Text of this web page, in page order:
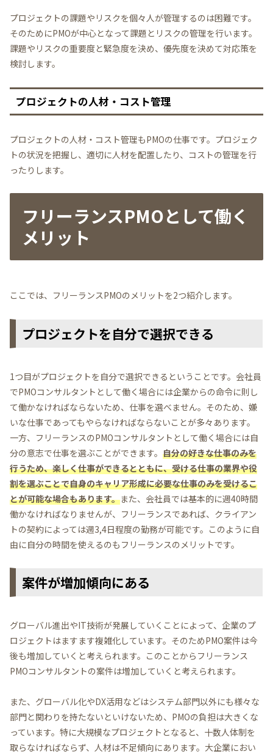
プロジェクトの課題やリスクを個々人が管理するのは困難です。
そのためにPMOが中心となって課題とリスクの管理を行います。
課題やリスクの重要度と緊急度を決め、優先度を決めて対応策を
検討します。
プロジェクトの人材・コスト管理
プロジェクトの人材・コスト管理もPMOの仕事です。プロジェク
トの状況を把握し、適切に人材を配置したり、コストの管理を行
ったりします。
フリーランスPMOとして働く
メリット
ここでは、フリーランスPMOのメリットを2つ紹介します。
プロジェクトを自分で選択できる
1つ目がプロジェクトを自分で選択できるということです。会社員
でPMOコンサルタントとして働く場合には企業からの命令に則し
て働かなければならないため、仕事を選べません。そのため、嫌
いな仕事であってもやらなければならないことが多々あります。
一方、フリーランスのPMOコンサルタントとして働く場合には自
分の意志で仕事を選ぶことができます。 自分の好きな仕事のみを
行うため、楽しく仕事ができるとともに、受ける仕事の業界や役
割を選ぶことで自身のキャリア形成に必要な仕事のみを受けるこ
とが可能な場合もあります。また、会社員では基本的に週40時間
働かなければなりませんが、フリーランスであれば、クライアン
トの契約によっては週3,4日程度の勤務が可能です。このように自
由に自分の時間を使えるのもフリーランスのメリットです。
案件が増加傾向にある
グローバル進出やIT技術が発展していくことによって、企業のプ
ロジェクトはますます複雑化しています。そのためPMO案件は今
後も増加していくと考えられます。このことからフリーランス
PMOコンサルタントの案件は増加していくと考えられます。
また、グローバル化やDX活用などはシステム部門以外にも様々な
部門と関わりを持たないといけないため、PMOの負担は大きくな
っています。特に大規模なプロジェクトとなると、十数人体制を
取らなければならず、人材は不足傾向にあります。大企業におい